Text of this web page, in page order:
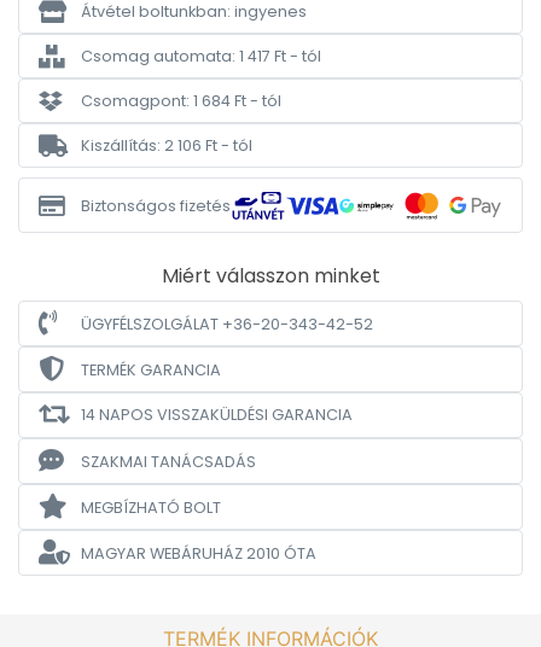
Átvétel boltunkban: ingyenes
Csomag automata: 1 417 Ft - tól
Csomagpont: 1 684 Ft - tól
Kiszállítás: 2 106 Ft - tól
Biztonságos fizetés
Miért válasszon minket
ÜGYFÉLSZOLGÁLAT +36-20-343-42-52
TERMÉK GARANCIA
14 NAPOS VISSZAKÜLDÉSI GARANCIA
SZAKMAI TANÁCSADÁS
MEGBÍZHATÓ BOLT
MAGYAR WEBÁRUHÁZ2010 ÓTA
TERMÉK INFORMÁCIÓK